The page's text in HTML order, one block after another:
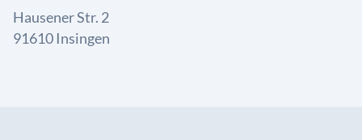
Hausener Str. 2
91610 Insingen